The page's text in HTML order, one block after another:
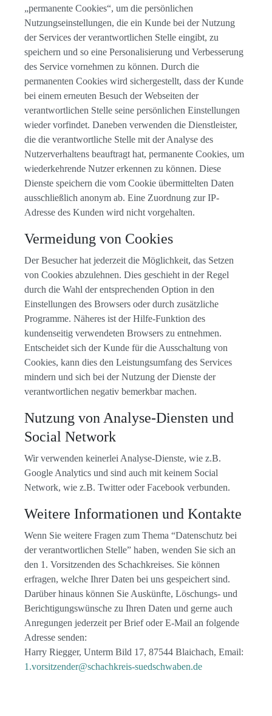
„permanente Cookies“, um die persönlichen
Nutzungseinstellungen, die ein Kunde bei der Nutzung
der Services der verantwortlichen Stelle eingibt, zu
speichern und so eine Personalisierung und Verbesserung
des Service vornehmen zu können. Durch die
permanenten Cookies wird sichergestellt, dass der Kunde
bei einem erneuten Besuch der Webseiten der
verantwortlichen Stelle seine persönlichen Einstellungen
wieder vorfindet. Daneben verwenden die Dienstleister,
die die verantwortliche Stelle mit der Analyse des
Nutzerverhaltens beauftragt hat, permanente Cookies, um
wiederkehrende Nutzer erkennen zu können. Diese
Dienste speichern die vom Cookie übermittelten Daten
ausschließlich anonym ab. Eine Zuordnung zur IP-
Adresse des Kunden wird nicht vorgehalten.
Vermeidung von Cookies
Der Besucher hat jederzeit die Möglichkeit, das Setzen
von Cookies abzulehnen. Dies geschieht in der Regel
durch die Wahl der entsprechenden Option in den
Einstellungen des Browsers oder durch zusätzliche
Programme. Näheres ist der Hilfe-Funktion des
kundenseitig verwendeten Browsers zu entnehmen.
Entscheidet sich der Kunde für die Ausschaltung von
Cookies, kann dies den Leistungsumfang des Services
mindern und sich bei der Nutzung der Dienste der
verantwortlichen negativ bemerkbar machen.
Nutzung von Analyse-Diensten und
Social Network
Wir verwenden keinerlei Analyse-Dienste, wie z.B.
Google Analytics und sind auch mit keinem Social
Network, wie z.B. Twitter oder Facebook verbunden.
Weitere Informationen und Kontakte
Wenn Sie weitere Fragen zum Thema “Datenschutz bei
der verantwortlichen Stelle” haben, wenden Sie sich an
den 1. Vorsitzenden des Schachkreises. Sie können
erfragen, welche Ihrer Daten bei uns gespeichert sind.
Darüber hinaus können Sie Auskünfte, Löschungs- und
Berichtigungswünsche zu Ihren Daten und gerne auch
Anregungen jederzeit per Brief oder E-Mail an folgende
Adresse senden:
Harry Riegger, Unterm Bild 17, 87544 Blaichach, Email:
1.vorsitzender@schachkreis-suedschwaben.de